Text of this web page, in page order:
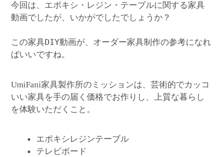
今回は、エポキシ・レジン・テーブルに関する家具
動画でしたが、いかがでしたでしょうか？
この家具DIY動画が、オーダー家具制作の参考になれ
ばいいですね。
UmiFani家具製作所のミッションは、芸術的でカッコ
いい家具を手の届く価格でお作りし、上質な暮らし
を体験いただくこと。
エポキシレジンテーブル
テレビボード